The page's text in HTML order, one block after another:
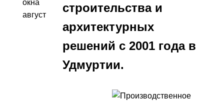
строительства и
архитектурных
решений с 2001 года в
Удмуртии.